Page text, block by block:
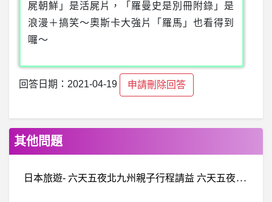
屍朝鮮」是活屍片，「羅曼史是別冊附錄」是
浪漫＋搞笑～奧斯卡大強片「羅馬」也看得到
囉～
回答日期：2021-04-19 申請刪除回答
其他問題
日
本旅遊- 六天五夜北九州親子行程請益 六天五夜北九州親子行程請益